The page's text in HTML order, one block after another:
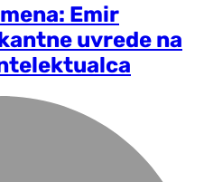
Emir
uvrede na